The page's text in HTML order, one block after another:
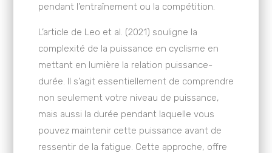
pendant l’entraînement ou la compétition.
L’article de Leo et al. (2021) souligne la
complexité de la puissance en cyclisme en
mettant en lumière la relation puissance-
durée. Il s’agit essentiellement de comprendre
non seulement votre niveau de puissance,
mais aussi la durée pendant laquelle vous
pouvez maintenir cette puissance avant de
ressentir de la fatigue. Cette approche, offre